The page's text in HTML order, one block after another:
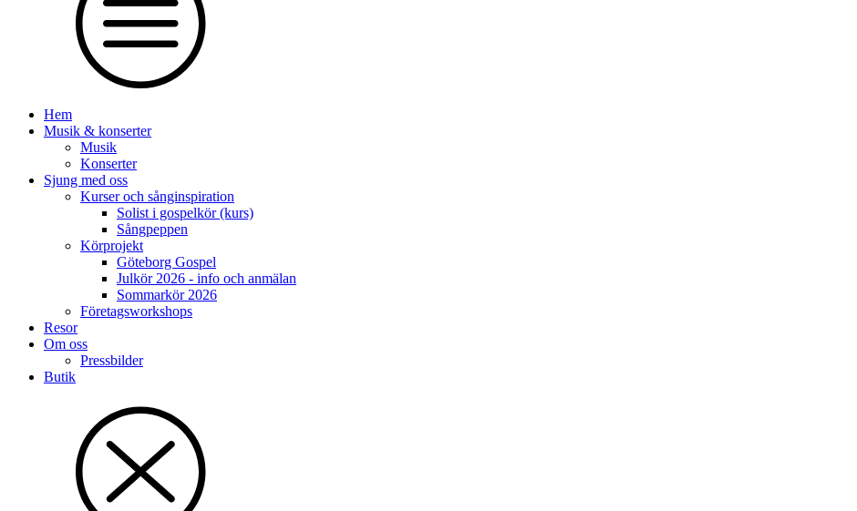
Hem
Musik & konserter
Musik
Konserter
Sjung med oss
Kurser och sånginspiration
Solist i gospelkör (kurs)
Sångpeppen
Körprojekt
Göteborg Gospel
Julkör 2026 - info och anmälan
Sommarkör 2026
Företagsworkshops
Resor
Om oss
Pressbilder
Butik